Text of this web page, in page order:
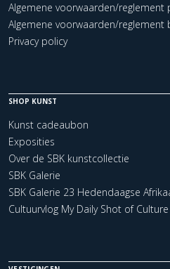
Algemene voorwaarden/reglement
Algemene voorwaarden/reglement
Privacy policy
SHOP KUNST
Kunst cadeaubon
Exposities
Over de SBK kunstcollectie
SBK Galerie
SBK Galerie 23 Hedendaagse
Cultuurvlog My Daily Shot of Culture